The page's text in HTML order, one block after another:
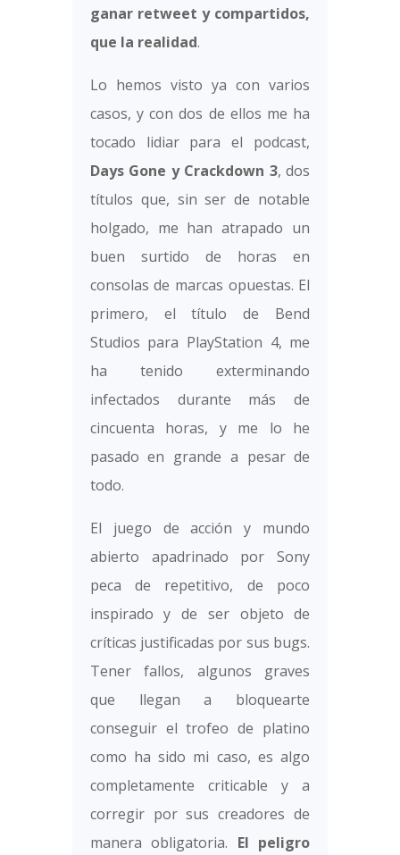
ganar retweet y compartidos,
que la realidad.
Lo hemos visto ya con varios
casos, y con dos de ellos me ha
tocado lidiar para el podcast,
Days Gone y Crackdown 3, dos
títulos que, sin ser de notable
holgado, me han atrapado un
buen surtido de horas en
consolas de marcas opuestas. El
primero, el título de Bend
Studios para PlayStation 4, me
ha tenido exterminando
infectados durante más de
cincuenta horas, y me lo he
pasado en grande a pesar de
todo.
El juego de acción y mundo
abierto apadrinado por Sony
peca de repetitivo, de poco
inspirado y de ser objeto de
críticas justificadas por sus bugs.
Tener fallos, algunos graves
que llegan a bloquearte
conseguir el trofeo de platino
como ha sido mi caso, es algo
completamente criticable y a
corregir por sus creadores de
manera obligatoria. El peligro